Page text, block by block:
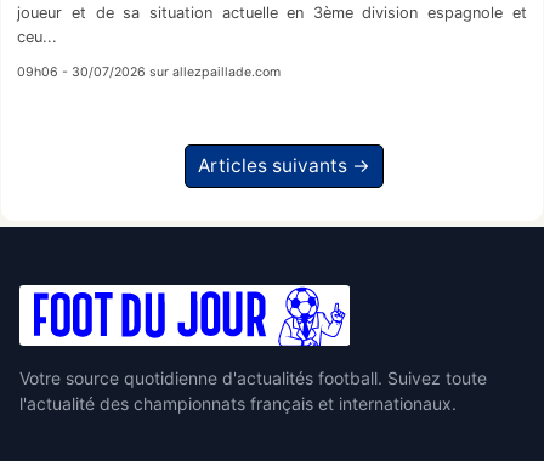
joueur et de sa situation actuelle en 3ème division espagnole et
ceu...
09h06 - 30/07/2026 sur allezpaillade.com
Articles suivants →
Votre source quotidienne d'actualités football. Suivez toute
l'actualité des championnats français et internationaux.